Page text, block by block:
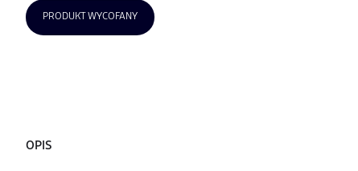
PRODUKT WYCOFANY
OPIS